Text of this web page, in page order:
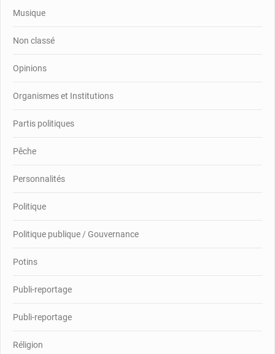
Musique
Non classé
Opinions
Organismes et Institutions
Partis politiques
Pêche
Personnalités
Politique
Politique publique / Gouvernance
Potins
Publi-reportage
Publi-reportage
Réligion